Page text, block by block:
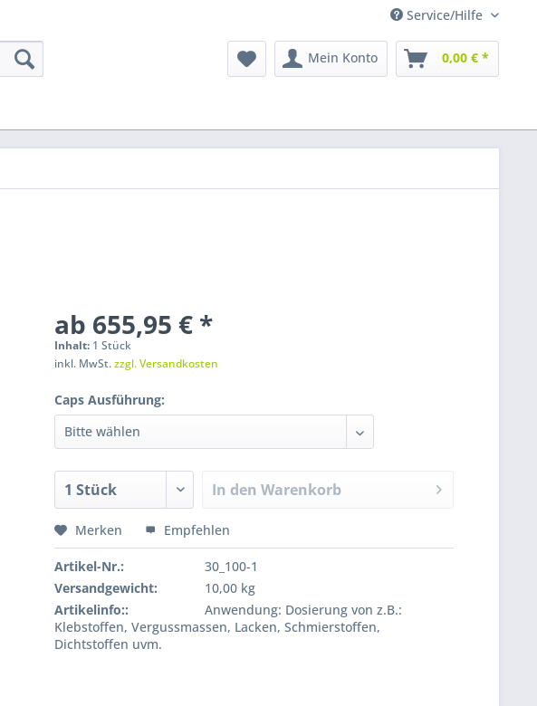
Service/Hilfe
Mein Konto 0,00 € *
ab 655,95 € *
Inhalt: 1 Stück
inkl. MwSt.zzgl. Versandkosten
Caps Ausführung:
In den Warenkorb
Merken Empfehlen
Artikel-Nr.:
30_100-1
Versandgewicht:
10,00 kg
Artikelinfo::
Anwendung: Dosierung von z.B.:
Klebstoffen, Vergussmassen, Lacken, Schmierstoffen,
Dichtstoffen uvm.